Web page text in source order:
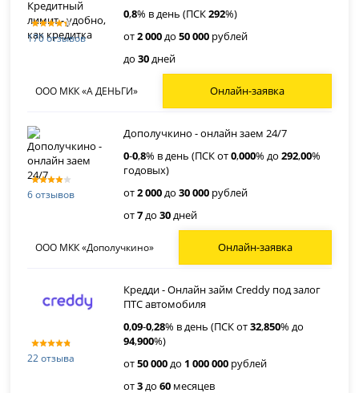
170 отзывов
0,8% в день (ПСК292%)
от2 000до50 000 рублей
до30дней
ООО МКК «А ДЕНЬГИ» Онлайн-заявка
6 отзывов
Дополучкино - онлайн заем 24/7
0-0,8% в день (ПСК от0,000% до292,00%
годовых)
от2 000до30 000 рублей
от7до30дней
ООО МКК «Дополучкино» Онлайн-заявка
22 отзыва
Кредди - Онлайн займ Creddy под залог
ПТС автомобиля
0,09-0,28% в день (ПСК от32,850% до
94,900%)
от50 000до 1 000 000 рублей
от3до60 месяцев